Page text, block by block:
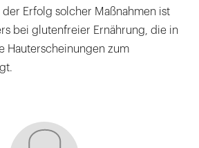
Erfolg solcher Maßnahmen ist
bei glutenfreier Ernährung, die in
Hauterscheinungen zum